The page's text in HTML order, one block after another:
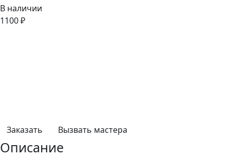
В наличии
1100 ₽
Заказать Вызвать мастера
Описание